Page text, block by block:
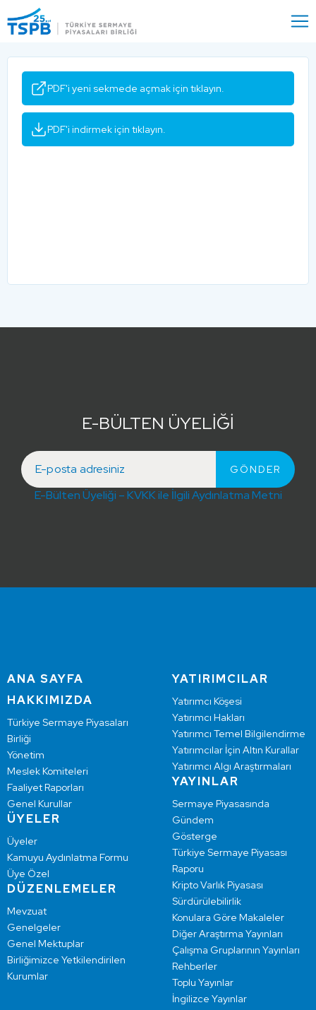
Close
PDF'i yeni sekmede açmak için tıklayın.
PDF'i indirmek için tıklayın.
E-BÜLTEN ÜYELİĞİ
E-Bülten Üyeliği – KVKK ile İlgili Aydınlatma Metni
ANA SAYFA
HAKKIMIZDA
Türkiye Sermaye Piyasaları
Birliği
Yönetim
Meslek Komiteleri
Faaliyet Raporları
Genel Kurullar
ÜYELER
Üyeler
Kamuyu Aydınlatma Formu
Üye Özel
DÜZENLEMELER
Mevzuat
Genelgeler
Genel Mektuplar
Birliğimizce Yetkilendirilen
Kurumlar
YATIRIMCILAR
Yatırımcı Köşesi
Yatırımcı Hakları
Yatırımcı Temel Bilgilendirme
Yatırımcılar İçin Altın Kurallar
Yatırımcı Algı Araştırmaları
YAYINLAR
Sermaye Piyasasında
Gündem
Gösterge
Türkiye Sermaye Piyasası
Raporu
Kripto Varlık Piyasası
Sürdürülebilirlik
Konulara Göre Makaleler
Diğer Araştırma Yayınları
Çalışma Gruplarının Yayınları
Rehberler
Toplu Yayınlar
İngilizce Yayınlar